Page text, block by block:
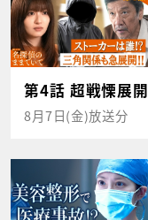
第4話 超戦慄展開
8月7日(金)放送分